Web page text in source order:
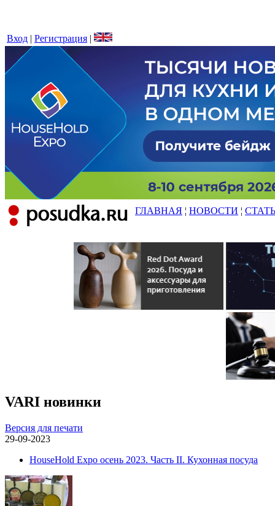
Вход | Регистрация |
ГЛАВНАЯ ¦ НОВОСТИ ¦
VARI новинки
Версия для печати
29-09-2023
HouseHold Expo осень 2023. Часть II. Кухонная посуда